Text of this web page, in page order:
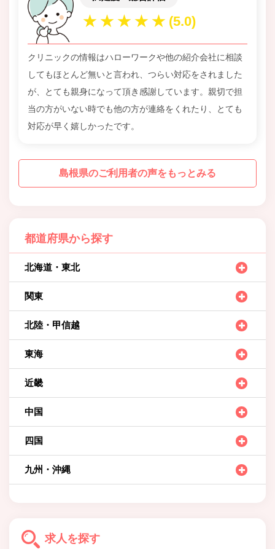
クリニックの情報はハローワークや他の紹介会社に相談
してもほとんど無いと言われ、つらい対応をされました
が、とても親身になって頂き感謝しています。親切で担
当の方がいない時でも他の方が連絡をくれたり、とても
対応が早く嬉しかったです。
島根県のご利用者の声をもっとみる
都道府県から探す
北海道・東北
関東
北陸・甲信越
東海
近畿
中国
四国
九州・沖縄
求人を探す